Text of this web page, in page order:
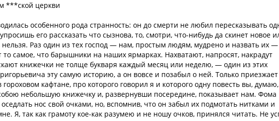
***ской церкви
особенного рода странность: он до смерти не любил пересказывать
его рассказать что сызнова, то, смотри, что-нибудь да скинет новое
нельзя. Раз один из тех господ — нам, простым людям, мудрено и назвать их —
то самое, что барышники на наших ярмарках. Нахватают, напросят, накрадут
книжечки не толще букваря каждый месяц или неделю, — один из этих
эту самую историю, а он вовсе и позабыл о ней. Только приезжает
кафтане, про которого говорил я и которого одну повесть вы, думаю,
небольшую книжечку и, развернувши посередине, показывает нам. Фома
нос свой очками, но, вспомнив, что он забыл их подмотать нитками и
Я, так как грамоту кое-как разумею и не ношу очков, принялся читать. Не